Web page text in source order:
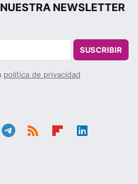
NEWSLETTER
SUSCRIBIR
política de privacidad